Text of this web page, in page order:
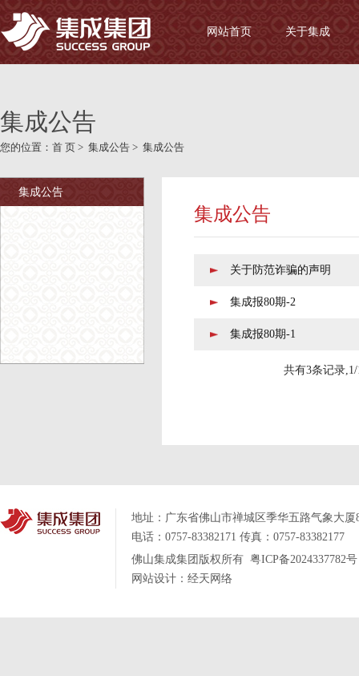
网站首页 关于集成
集成公告
您的位置： 首 页 > 集成公告 > 集成公告
集成公告
集成公告
关于防范诈骗的声明
集成报80期-2
集成报80期-1
共有3条记录,1/
地址： 广东省佛山市禅城区季华五路气象大厦
电话：0757-83382171 传真：0757-83382177
佛山集成集团版权所有 粤ICP备2024337782号
网站设计： 经天网络